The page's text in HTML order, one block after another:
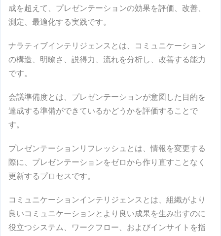
成を超えて、プレゼンテーションの効果を評価、改善、
測定、最適化する実践です。
ナラティブインテリジェンス とは、コミュニケーション
の構造、明瞭さ、説得力、流れを分析し、改善する能力
です。
会議準備度とは、プレゼンテーションが意図した目的を
達成する準備ができているかどうかを評価することで
す。
プレゼンテーションリフレッシュ とは、情報を変更する
際に、プレゼンテーションをゼロから作り直すことなく
更新するプロセスです。
コミュニケーションインテリジェンス とは、組織がより
良いコミュニケーションとより良い成果を生み出すのに
役立つシステム、ワークフロー、およびインサイトを指